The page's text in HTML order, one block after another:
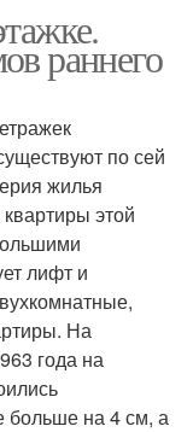
раннего
по сей
жилья
этой
лифт и
На
года на
больше на 4 см, а